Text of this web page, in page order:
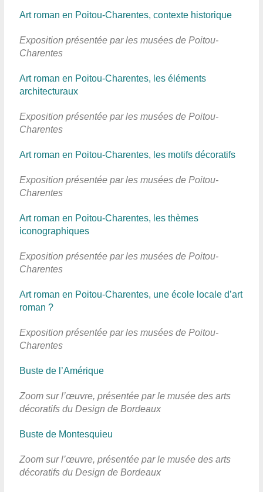
Art roman en Poitou-Charentes, contexte historique
Exposition présentée par les musées de Poitou-
Charentes
Art roman en Poitou-Charentes, les éléments
architecturaux
Exposition présentée par les musées de Poitou-
Charentes
Art roman en Poitou-Charentes, les motifs décoratifs
Exposition présentée par les musées de Poitou-
Charentes
Art roman en Poitou-Charentes, les thèmes
iconographiques
Exposition présentée par les musées de Poitou-
Charentes
Art roman en Poitou-Charentes, une école locale d’art
roman ?
Exposition présentée par les musées de Poitou-
Charentes
Buste de l’Amérique
Zoom sur l’œuvre, présentée par le musée des arts
décoratifs du Design de Bordeaux
Buste de Montesquieu
Zoom sur l’œuvre, présentée par le musée des arts
décoratifs du Design de Bordeaux